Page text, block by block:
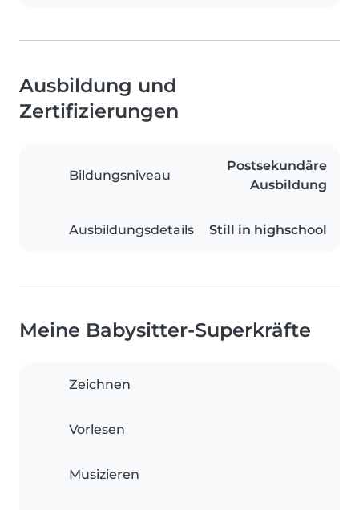
Ausbildung und
Zertifizierungen
Bildungsniveau
Postsekundäre
Ausbildung
Ausbildungsdetails Still in highschool
Meine Babysitter-Superkräfte
Zeichnen
Vorlesen
Musizieren